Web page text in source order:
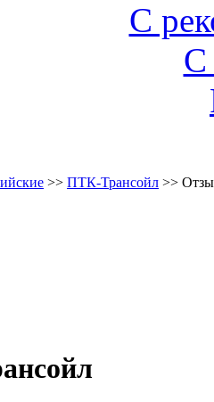
С
С
>> ПТК-Трансойл >>